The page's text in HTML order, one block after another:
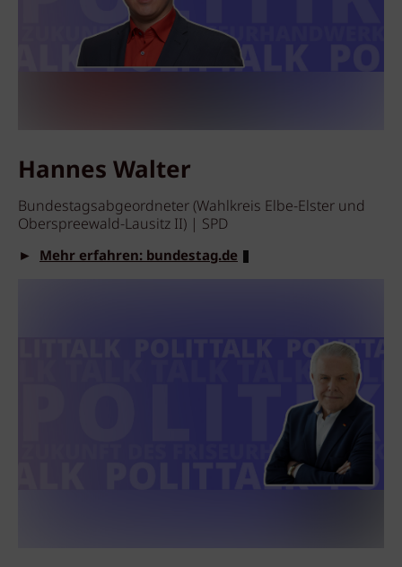
Hannes Walter
Bundestagsabgeordneter (Wahlkreis Elbe-Elster und
Oberspreewald-Lausitz II) | SPD
► Mehr erfahren: bundestag.de